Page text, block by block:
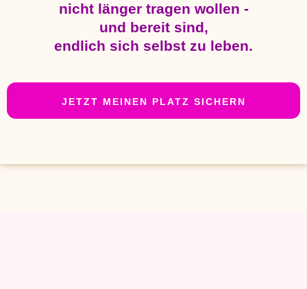
nicht länger tragen wollen -
und bereit sind,
endlich sich selbst zu leben.
JETZT MEINEN PLATZ SICHERN